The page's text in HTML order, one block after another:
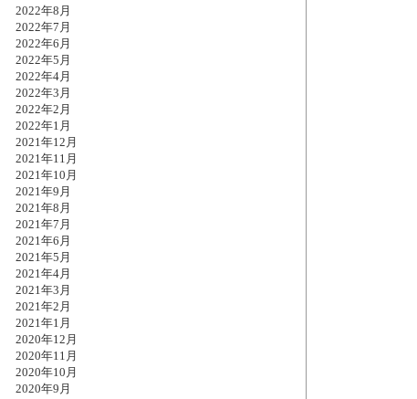
2022年8月
2022年7月
2022年6月
2022年5月
2022年4月
2022年3月
2022年2月
2022年1月
2021年12月
2021年11月
2021年10月
2021年9月
2021年8月
2021年7月
2021年6月
2021年5月
2021年4月
2021年3月
2021年2月
2021年1月
2020年12月
2020年11月
2020年10月
2020年9月